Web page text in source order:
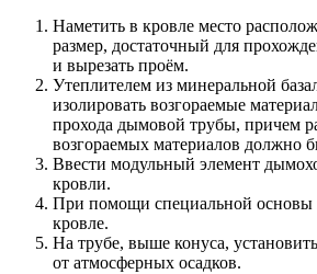
Наметить в кровле место
размер, достаточный для
и вырезать проём.
Утеплителем из минеральной
изолировать возгораемые
прохода дымовой трубы, причем
возгораемых материалов должно
Ввести модульный элемент
кровли.
При помощи специальной основы
кровле.
На трубе, выше конуса,
от атмосферных осадков.